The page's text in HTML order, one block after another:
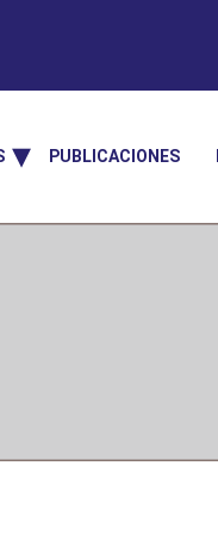
PUBLICACIONES